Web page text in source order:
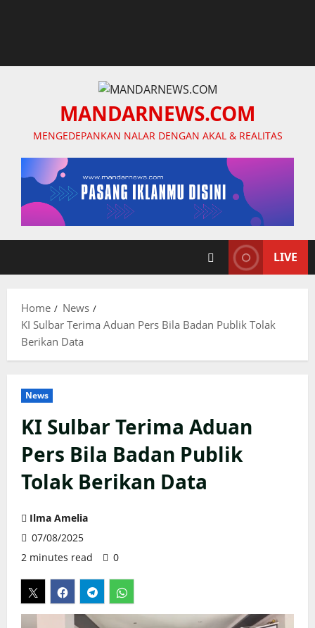
MANDARNEWS.COM
MENGEDEPANKAN NALAR DENGAN AKAL & REALITAS
LIVE
Home
News
KI Sulbar Terima Aduan Pers Bila Badan Publik Tolak
Berikan Data
News
KI Sulbar Terima Aduan
Pers Bila Badan Publik
Tolak Berikan Data
Ilma Amelia
07/08/2025
2 minutes read
0